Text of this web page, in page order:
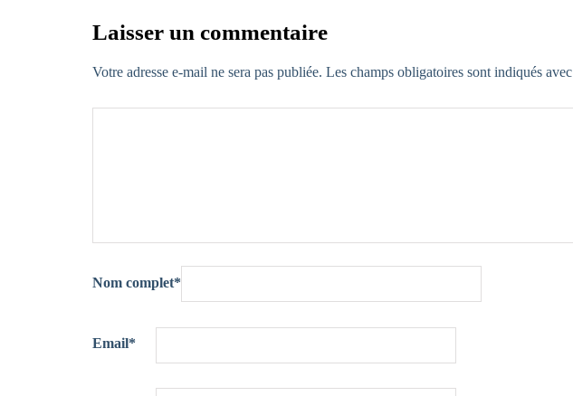
Laisser un commentaire
Votre adresse e-mail ne sera pas publiée. Les champs obligatoires sont indiqués avec
Nom complet*
Email*